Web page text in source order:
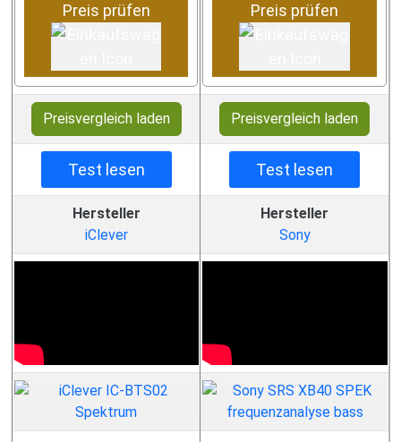
Preis prüfen Preis prüfen
Preisvergleich laden Preisvergleich laden
Test lesen Test lesen
Hersteller
iClever
Hersteller
Sony